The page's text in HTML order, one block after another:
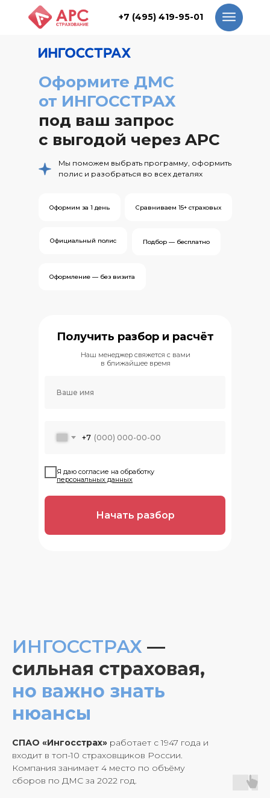
+7 (495) 419-95-01
+7 (495) 419-95-01
Получить разбор и расчёт
Наш менеджер свяжется с вами
в ближайшее время
+7
ㅤЯ даю согласие на обработку
персональных данных
Начать разбор
Оформите ДМС
от ИНГОССТРАХ
под ваш запрос
с выгодой через APC
Мы поможем выбрать программу, оформить
полис и разобраться во всех деталях
Оформим за 1 день
Официальный полис
Оформление — без визита
Сравниваем 15+ страховых
Подбор — бесплатно
ИНГОССТРАХ —
сильная страховая,
но важно знать
нюансы
СПАО «Ингосстрах» работает с 1947 года и
входит в топ-10 страховщиков России.
Компания занимает 4 место по объёму
сборов по ДМС за 2022 год.